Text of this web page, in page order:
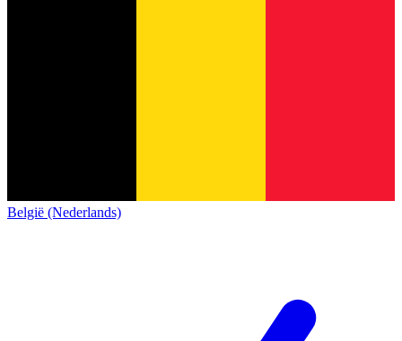
België (Nederlands)